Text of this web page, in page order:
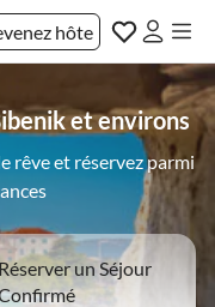
hôte
et environs
rêve et réservez parmi
Réserver un Séjour